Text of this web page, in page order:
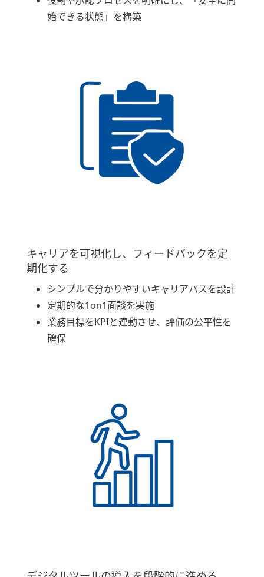
始できる状態」を構築
キャリアを可視化し、フィードバックを定
期化する
シンプルで分かりやすいキャリアパスを設計
定期的な1on1面談を実施
業務目標をKPIと連動させ、評価の公平性を
確保